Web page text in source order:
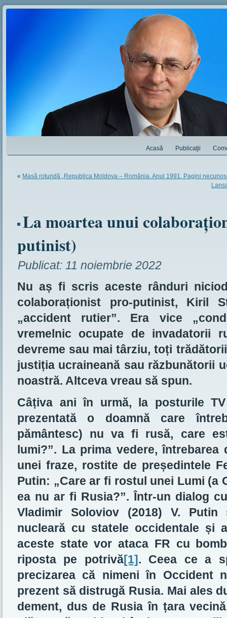
Acasă Publicaţii
« Masă rotundă „Republica Moldova – România. Anul 1991. Pagini
La moartea unui
putinist)
Publicat: 11 noiembrie 2022
Nu aș fi scris aceste rânduri
colaboraționist pro-putinist, Kiril
„accident rutier”. Era vice
vremelnic ocupate de invadatorii
devreme sau mai târziu, toți
justiția ucraineană sau răzbunătorii
noastră. Altceva vreau să spun.
Câțiva ani în urmă, la posturile
prezentată o doamnă care
pământesc) nu va fi rusă, care
lumi?”. La prima vedere,
unei fraze, rostite de președintele
Putin: „Care ar fi rostul unei Lumi (a
ea nu ar fi Rusia?”. Într-un dialog
Vladimir Soloviov (2018) V.
nucleară cu statele occidentale și
aceste state vor ataca FR cu
riposta pe potrivă[1]. Ceea ce a
precizarea că nimeni în
prezent să distrugă Rusia. Mai ales
dement, dus de Rusia în țara